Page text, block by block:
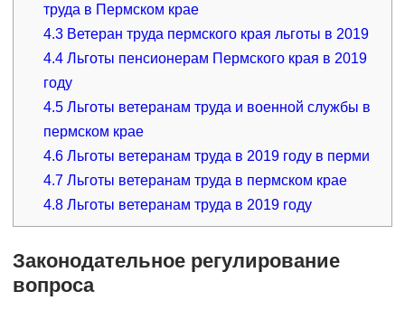
труда в Пермском крае
4.3 Ветеран труда пермского края льготы в 2019
4.4 Льготы пенсионерам Пермского края в 2019
году
4.5 Льготы ветеранам труда и военной службы в
пермском крае
4.6 Льготы ветеранам труда в 2019 году в перми
4.7 Льготы ветеранам труда в пермском крае
4.8 Льготы ветеранам труда в 2019 году
Законодательное регулирование
вопроса